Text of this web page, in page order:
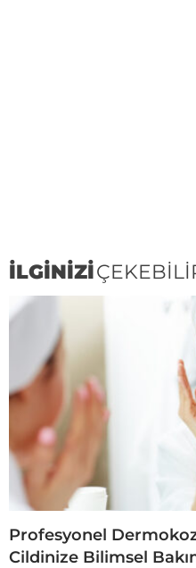
İLGİNİZİ
Profesyonel
Cildinize Bilimsel